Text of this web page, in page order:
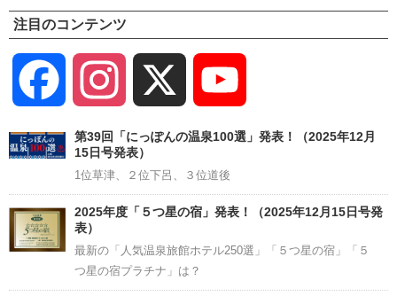
注目のコンテンツ
Facebook Instagram
Channel
第39回「にっぽんの温泉100選」発表！（2025年12月
15日号発表）
1位草津、２位下呂、３位道後
2025年度「５つ星の宿」発表！（2025年12月15日号発
表）
最新の「人気温泉旅館ホテル250選」「５つ星の宿」「５
つ星の宿プラチナ」は？